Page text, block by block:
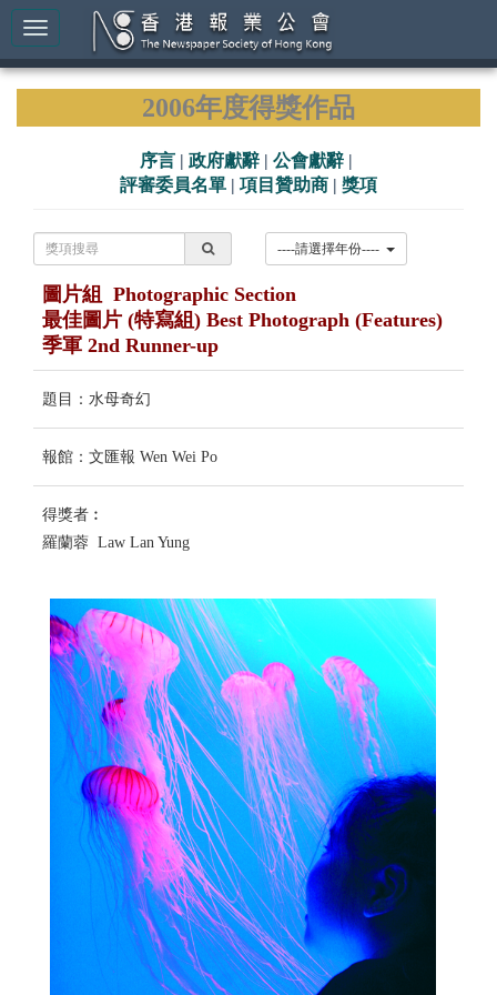
2006年度得獎作品
序言 | 政府獻辭 | 公會獻辭 |
評審委員名單 | 項目贊助商 | 獎項
圖片組 Photographic Section
最佳圖片 (特寫組) Best Photograph (Features)
季軍 2nd Runner-up
題目：水母奇幻
報館：文匯報 Wen Wei Po
得獎者︰
羅蘭蓉 Law Lan Yung